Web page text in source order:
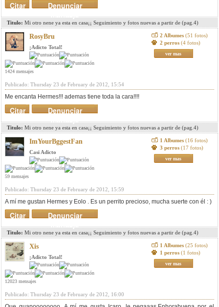
Denunciar
mensaje
Citar
Titulo: Mi otro nene ya esta en casa¡¡ Seguimiento y fotos nuevas a partir de (pag.4)
RosyBru
¡Adicto Total!
1424 mensajes
2 Albumes (51 fotos)
2 perros (4 fotos)
ver mas
Publicado: Thursday 23 de February de 2012, 15:54
Me encanta Hermes!!! ademas tiene toda la cara!!!!
Denunciar
mensaje
Citar
Titulo: Mi otro nene ya esta en casa¡¡ Seguimiento y fotos nuevas a partir de (pag.4)
ImYourBggestFan
Casi Adicto
59 mensajes
1 Albumes (16 fotos)
3 perros (17 fotos)
ver mas
Publicado: Thursday 23 de February de 2012, 15:59
A mí me gustan Hermes y Eolo . Es un perrito precioso, mucha suerte con él : )
Denunciar
mensaje
Citar
Titulo: Mi otro nene ya esta en casa¡¡ Seguimiento y fotos nuevas a partir de (pag.4)
Xis
¡Adicto Total!
12023 mensajes
1 Albumes (25 fotos)
1 perros (1 fotos)
ver mas
Publicado: Thursday 23 de February de 2012, 16:00